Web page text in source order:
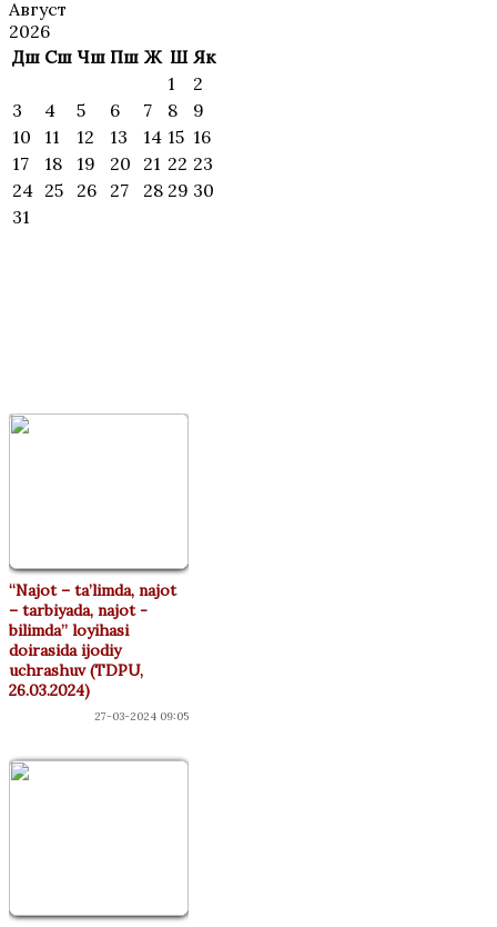
Август
2026
Дш Сш Чш Пш Ж Ш Як
1
2
3
4 5 6 7 8
9
10
11 12 13 14 15 16
17
18 19 20 21 22 23
24 25 26 27 28 29 30
31
“Najot – ta’limda, najot
– tarbiyada, najot -
bilimda” loyihasi
doirasida ijodiy
uchrashuv (TDPU,
26.03.2024)
27-03-2024 09:05